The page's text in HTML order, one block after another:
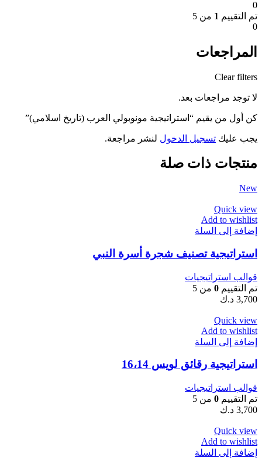
0
تم التقييم 1 من 5
0
المراجعات
Clear filters
لا توجد مراجعات بعد.
كن أول من يقيم “استراتيجية مونوبولي العرب (تاريخ اسلامي)”
يجب عليك تسجيل الدخول لنشر مراجعة.
منتجات ذات صلة
New
Quick view
Add to wishlist
إضافة إلى السلة
استراتيجية تصنيف شجرة أسرة النبي
قوالب استراتيجيات
تم التقييم 0 من 5
3,700 د.ك
Quick view
Add to wishlist
إضافة إلى السلة
استراتيجية رقائق لويس 16،14
قوالب استراتيجيات
تم التقييم 0 من 5
3,700 د.ك
Quick view
Add to wishlist
إضافة إلى السلة